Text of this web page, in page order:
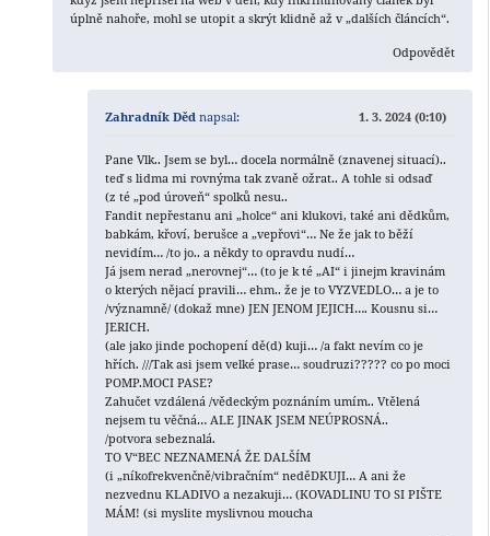
úplně nahoře, mohl se utopit a skrýt klidně až v „dalších článcích“.
Odpovědět
Zahradník Děd napsal: 1. 3. 2024 (0:10)
Pane Vlk.. Jsem se byl… docela normálně (znavenej situací)..
teď s lidma mi rovnýma tak zvaně ožrat.. A tohle si odsaď
(z té „pod úroveň“ spolků nesu..
Fandit nepřestanu ani „holce“ ani klukovi, také ani dědkům,
babkám, křoví, berušce a „vepřovi“… Ne že jak to běží
nevidím… /to jo.. a někdy to opravdu nudí…
Já jsem nerad „nerovnej“… (to je k té „AI“ i jinejm kravinám
o kterých nějací pravili… ehm.. že je to VYZVEDLO… a je to
/významně/ (dokaž mne) JEN JENOM JEJICH…. Kousnu si…
JERICH.
(ale jako jinde pochopení dě(d) kuji… /a fakt nevím co je
hřích. ///Tak asi jsem velké prase… soudruzi????? co po moci
POMP.MOCI PASE?
Zahučet vzdálená /vědeckým poznáním umím.. Vtělená
nejsem tu věčná… ALE JINAK JSEM NEÚPROSNÁ..
/potvora sebeznalá.
TO V“BEC NEZNAMENÁ ŽE DALŠÍM
(i „níkofrekvenčně/vibračním“ neděDKUJI… A ani že
nezvednu KLADIVO a nezakuji… (KOVADLINU TO SI PIŠTE
MÁM! (si myslite myslivnou moucha